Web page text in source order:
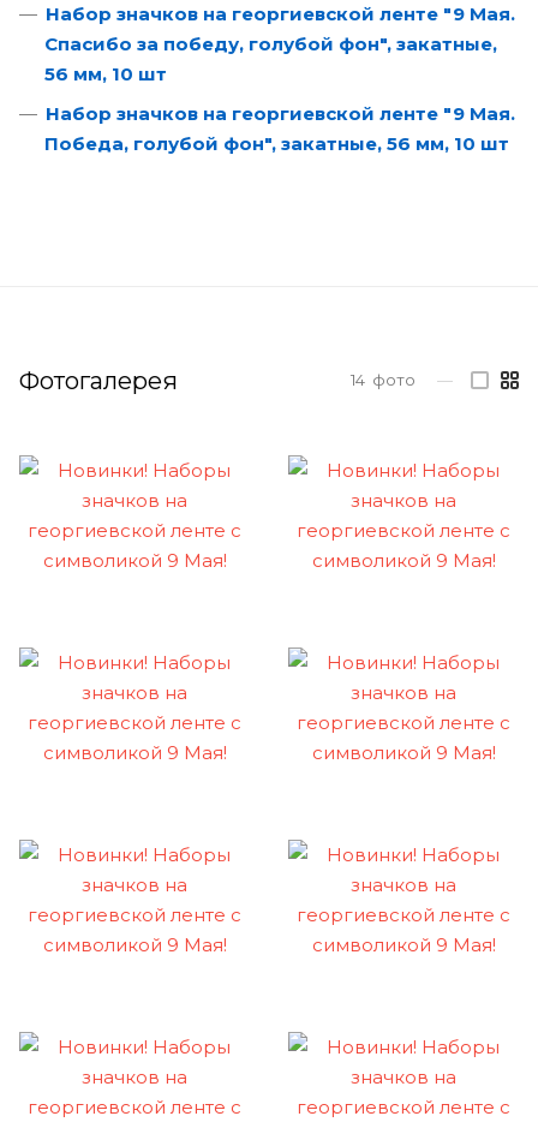
Набор значков на георгиевской ленте "9 Мая.
Спасибо за победу, голубой фон", закатные,
56 мм, 10 шт
Набор значков на георгиевской ленте "9 Мая.
Победа, голубой фон", закатные, 56 мм, 10 шт
Фотогалерея 14 фото —